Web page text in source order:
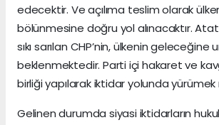
edecektir. Ve açılıma teslim olarak
bölünmesine doğru yol alınacaktır.
sıkı sarılan CHP’nin, ülkenin geleceğine
beklenmektedir. Parti içi hakaret ve
birliği yapılarak iktidar yolunda
Gelinen durumda siyasi iktidarların